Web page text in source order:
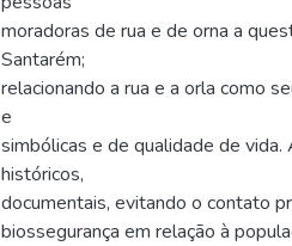
moradoras de rua e de orna a
Santarém;
relacionando a rua e a orla como
e
simbólicas e de qualidade de
históricos,
documentais, evitando o contato
biossegurança em relação à